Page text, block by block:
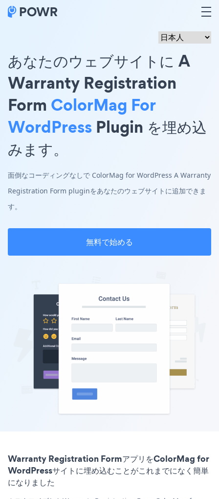
あなたのウェブサイトに A
Warranty Registration
Form ColorMag For
WordPress Plugin を埋め込
みます。
面倒なコーディングなしで ColorMag for WordPress A Warranty
Registration Form pluginをあなたのウェブサイトに追加できま
す。
無料で始める
Warranty Registration FormアプリをColorMag for
WordPressサイトに埋め込むことがこれまでになく簡単
になりました